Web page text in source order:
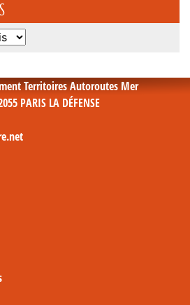
Territoires Autoroutes Mer
PARIS LA DÉFENSE